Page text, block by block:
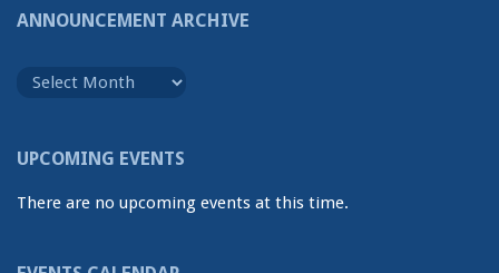
ANNOUNCEMENT ARCHIVE
Archive
UPCOMING EVENTS
There are no upcoming events at this time.